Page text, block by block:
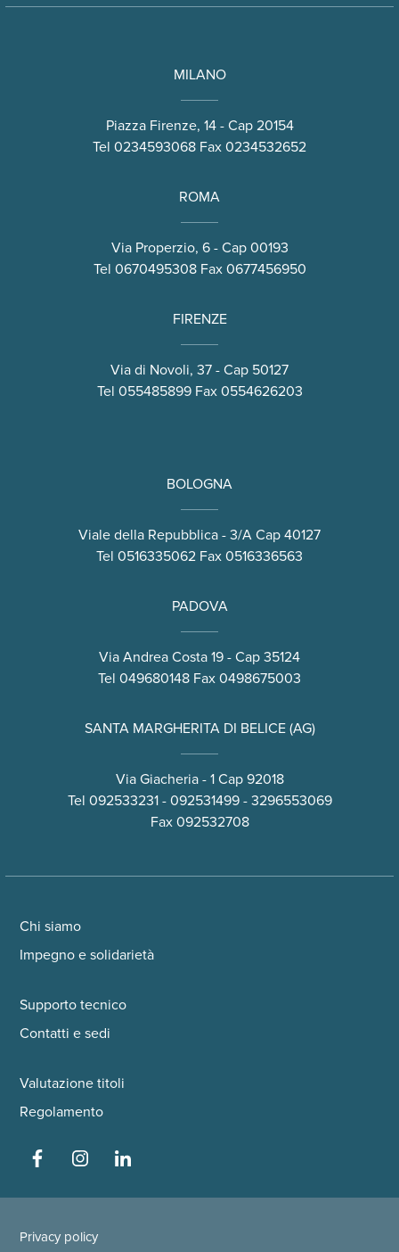
MILANO
Piazza Firenze, 14 - Cap 20154
Tel 0234593068 Fax 0234532652
ROMA
Via Properzio, 6 - Cap 00193
Tel 0670495308Fax 0677456950
FIRENZE
Via di Novoli, 37 - Cap 50127
Tel 055485899Fax 0554626203
BOLOGNA
Viale della Repubblica - 3/A Cap 40127
Tel 0516335062 Fax 0516336563
PADOVA
Via Andrea Costa 19 - Cap 35124
Tel 049680148 Fax 0498675003
SANTA MARGHERITA DI BELICE (AG)
Via Giacheria - 1 Cap 92018
Tel 092533231- 092531499- 3296553069
Fax 092532708
Chi siamo
Impegno e solidarietà
Supporto tecnico
Contatti e sedi
Valutazione titoli
Regolamento
Privacy policy